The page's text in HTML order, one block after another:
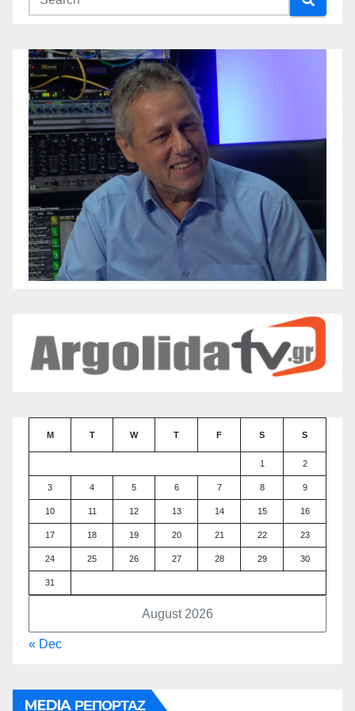
August 2026
M T W T F S S
1 2
3 4 5 6 7 8 9
10 11 12 13 14 15 16
17 18 19 20 21 22 23
24 25 26 27 28 29 30
31
« Dec
MEDIA ΡΕΠΟΡΤΑΖ